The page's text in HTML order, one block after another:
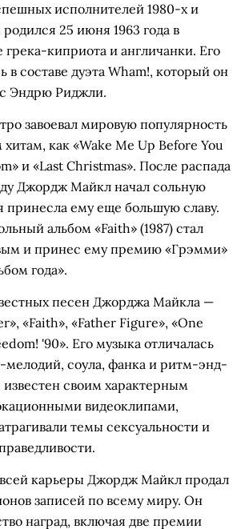
исполнителей 1980-х и
25 июня 1963 года в
киприота и англичанки. Его
в составе дуэта Wham!, который он
Эндрю Риджли.
завоевал мировую популярность
хитам, как «Wake Me Up Before You
и «Last Christmas». После распада
Джордж Майкл начал сольную
принесла ему еще большую славу.
альбом «Faith» (1987) стал
и принес ему премию «Грэмми»
года».
песен Джорджа Майкла —
«Faith», «Father Figure», «One
'90». Его музыка отличалась
мелодий, соула, фанка и ритм-энд-
своим характерным
видеоклипами,
темы сексуальности и
карьеры Джордж Майкл продал
записей по всему миру. Он
наград, включая две премии